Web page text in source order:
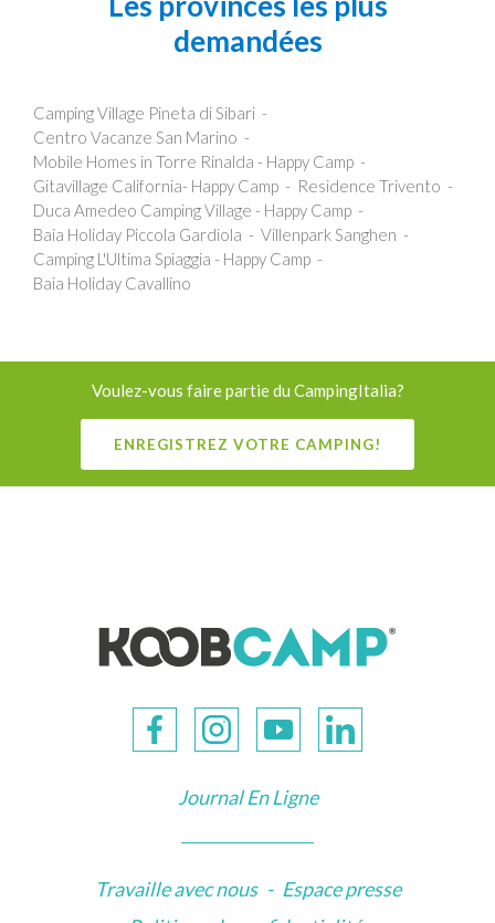
demandées
Camping Village Pineta di Sibari
Centro Vacanze San Marino
Mobile Homes in Torre Rinalda - Happy Camp
Gitavillage California- Happy Camp
Residence Trivento
Duca Amedeo Camping Village - Happy Camp
Baia Holiday Piccola Gardiola
Villenpark Sanghen
Camping L'Ultima Spiaggia - Happy Camp
Baia Holiday Cavallino
Voulez-vous faire partie du CampingItalia?
ENREGISTREZ VOTRE CAMPING!
Journal En Ligne
Travaille avec nous - Espace presse